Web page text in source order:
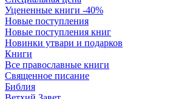
Уцененные книги -40%
Новые поступления
Новые поступления книг
Новинки утвари и подарков
Книги
Все православные книги
Священное писание
Библия